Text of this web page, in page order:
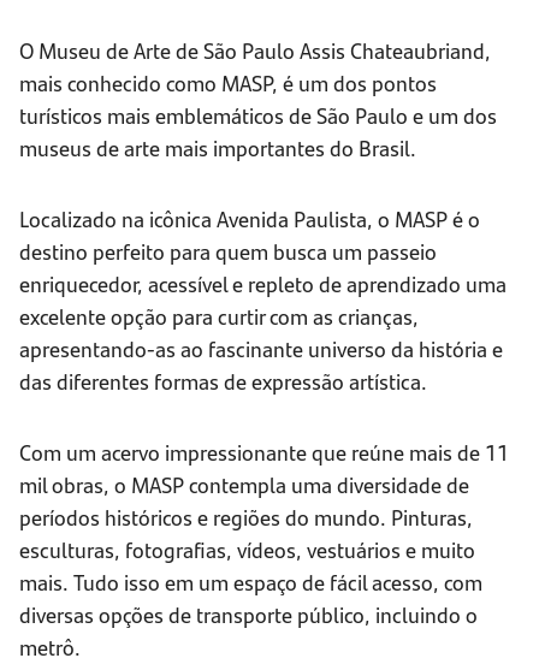
O Museu de Arte de São Paulo Assis Chateaubriand,
mais conhecido como MASP, é um dos pontos
turísticos mais emblemáticos de São Paulo e um dos
museus de arte mais importantes do Brasil.
Localizado na icônica Avenida Paulista, o MASP é o
destino perfeito para quem busca um passeio
enriquecedor, acessível e repleto de aprendizado uma
excelente opção para curtir com as crianças,
apresentando-as ao fascinante universo da história e
das diferentes formas de expressão artística.
Com um acervo impressionante que reúne mais de 11
mil obras, o MASP contempla uma diversidade de
períodos históricos e regiões do mundo. Pinturas,
esculturas, fotografias, vídeos, vestuários e muito
mais. Tudo isso em um espaço de fácil acesso, com
diversas opções de transporte público, incluindo o
metrô.